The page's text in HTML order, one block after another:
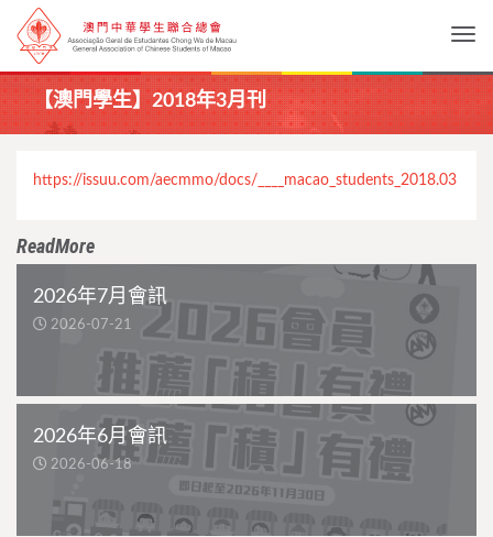
【澳門學生】2018年3月刊
https://issuu.com/aecmmo/docs/____macao_students_2018.03
ReadMore
2026年7月會訊
2026-07-21
2026年6月會訊
2026-06-18